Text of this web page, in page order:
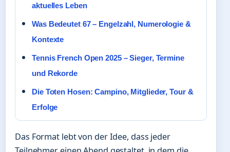
aktuelles Leben
Was Bedeutet 67 – Engelzahl, Numerologie &
Kontexte
Tennis French Open 2025 – Sieger, Termine
und Rekorde
Die Toten Hosen: Campino, Mitglieder, Tour &
Erfolge
Das Format lebt von der Idee, dass jeder